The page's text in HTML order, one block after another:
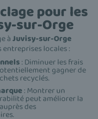
pour les
sur-Orge
àJuvisy-sur-Orge
locales :
: Diminuer les frais
gagner de
recyclés.
: Montrer un
peut améliorer la
des